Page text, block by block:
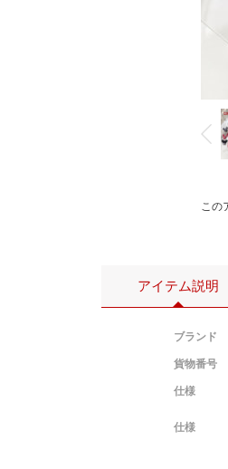
この
アイテム説明
ブランド
貨物番号
仕様
仕様